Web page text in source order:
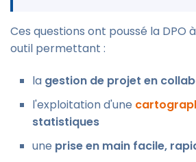
Ces questions ont poussé la DPO
outil permettant :
la gestion de projet en
l'exploitation d'une
statistiques
une prise en main facile,